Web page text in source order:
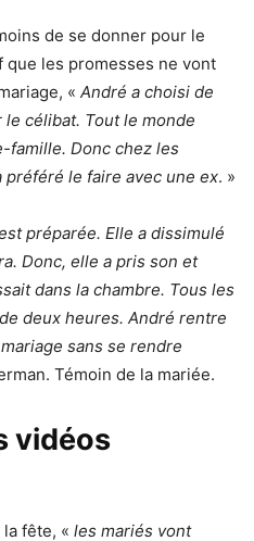
de se donner pour le
les promesses ne vont
« André a choisi de
célibat. Tout le monde
famille. Donc chez les
préféré le faire avec une ex. »
préparée. Elle a dissimulé
Donc, elle a pris son et
dans la chambre. Tous les
deux heures. André rentre
sans se rendre
Témoin de la mariée.
vidéos
fête, « les mariés vont